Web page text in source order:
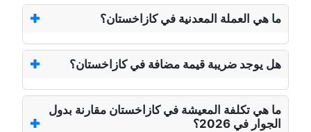
ما هي العملة المعدنية في كازاخستان؟
هل يوجد ضريبة قيمة مضافة في كازاخستان؟
ما هي تكلفة المعيشة في كازاخستان مقارنة بدول
الجوار في 2026؟